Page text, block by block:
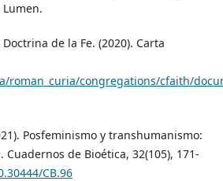
de la Fe. (2020). Carta
roman_curia/congregations/cfaith/
Posfeminismo y transhumanismo:
de Bioética, 32(105), 171-
CB.96